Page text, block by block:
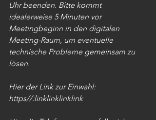
Uhr beenden. Bitte kommt
idealerweise 5 Minuten vor
Meetingbeginn in den digitalen
Meeting-Raum, um eventuelle
technische Probleme gemeinsam zu
lösen.
Hier der Link zur Einwahl:
https//:linklinklinklink